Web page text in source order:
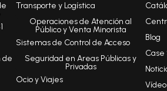
de
Transporte y Logística
Operaciones de Atención al
Público y Venta Minorista
Sistemas de Control de Acceso
Seguridad en Areas Públicas y
Privadas
Ocio y Viajes
Blog
Case